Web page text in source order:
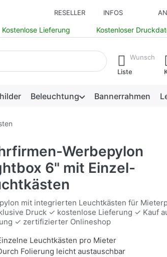
RESELLER INFOS
Kostenlose Lieferung Kostenloser
automatisch erste Ergebnisse. Drücken
Wunsch
Liste
Beleuchtung Bannerrahmen
Werbepylon
6" mit Einzel-
mit integrierten Leuchtkästen für
Druck ✓ kostenlose Lieferung ✓ Kauf
✓ zertifizierter Onlineshop
Leuchtkästen pro Mieter
Folierung leicht austauschbar